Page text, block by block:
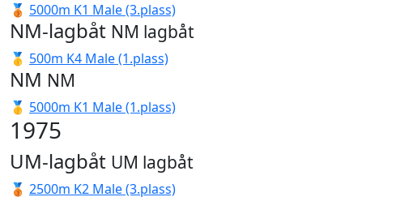
🥉 5000m K1 Male (3.plass)
NM-lagbåt NM lagbåt
🥇 500m K4 Male (1.plass)
NM NM
🥇 5000m K1 Male (1.plass)
1975
UM-lagbåt UM lagbåt
🥉 2500m K2 Male (3.plass)